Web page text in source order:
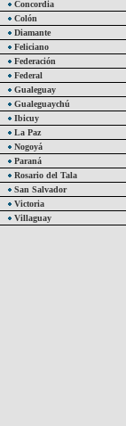
Concordia
Colón
Diamante
Feliciano
Federación
Federal
Gualeguay
Gualeguaychú
Ibicuy
La Paz
Nogoyá
Paraná
Rosario del Tala
San Salvador
Victoria
Villaguay